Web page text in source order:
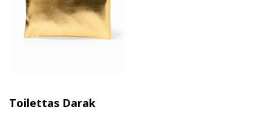
Toilettas Darak